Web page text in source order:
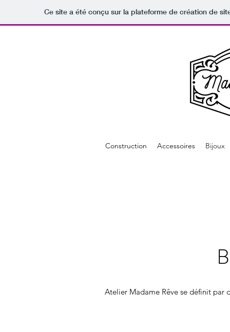
Ce site a été conçu sur la plateforme de création de
Construction Accessoires Bijoux
Atelier Madame Rêve se définit par